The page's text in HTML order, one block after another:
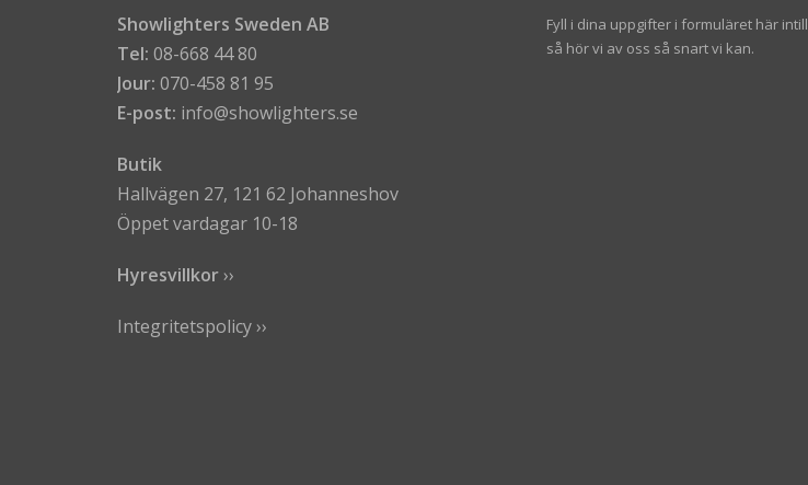
Showlighters Sweden AB
Tel: 08-668 44 80
Jour: 070-458 81 95
E-post: info@showlighters.se
Butik
Hallvägen 27, 121 62 Johanneshov
Öppet vardagar 10-18
Hyresvillkor››
Integritetspolicy ››
Fyll i dina uppgifter i formuläret här intill
så hör vi av oss så snart vi kan.